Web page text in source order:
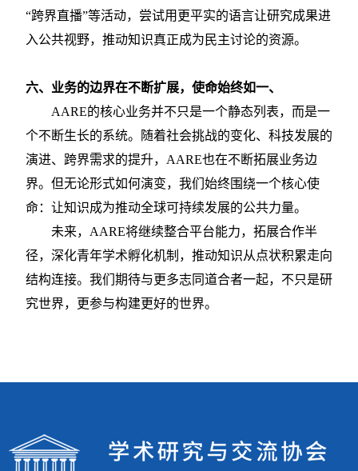
“跨界直播”等活动，尝试用更平实的语言让研究成果进
入公共视野，推动知识真正成为民主讨论的资源。
六、 业务的边界在不断扩展，使命始终如一、
AARE的核心业务并不只是一个静态列表，而是一
个不断生长的系统。随着社会挑战的变化、科技发展的
演进、跨界需求的提升，AARE也在不断拓展业务边
界。但无论形式如何演变，我们始终围绕一个核心使
命：让知识成为推动全球可持续发展的公共力量。
未来， AARE将继续整合平台能力，拓展合作半
径，深化青年学术孵化机制，推动知识从点状积累走向
结构连接。我们期待与更多志同道合者一起，不只是研
究世界，更参与构建更好的世界。